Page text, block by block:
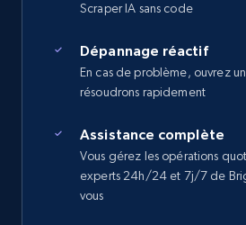
Scraper IA sans code
Dépannage réactif
En cas de problème, ouvrez
résoudrons rapidement
Assistance complète
Vous gérez les opérations
experts 24h/24 et 7j/7 de
vous